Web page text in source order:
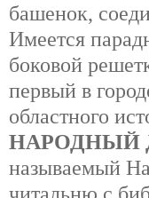
башенок,
Имеется
боковой
первый в
областного
НАРОДНЫЙ
называемый